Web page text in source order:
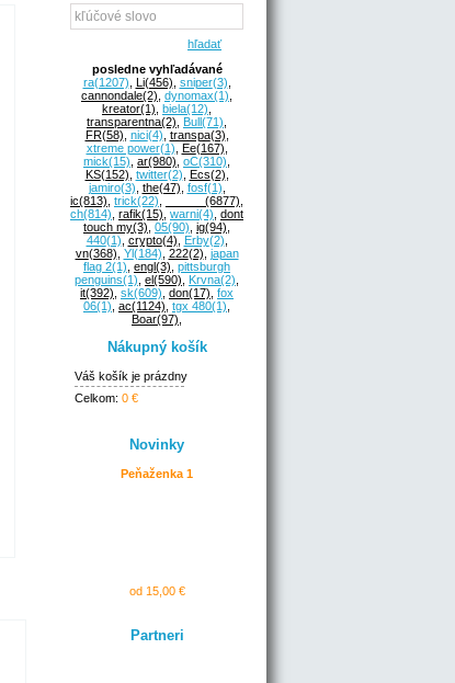
hľadať
posledne vyhľadávané
ra(1207) Li(456) sniper(3)
cannondale(2) dynomax(1)
kreator(1) biela(12)
transparentna(2) Bull(71)
FR(58) nici(4) transpa(3)
xtreme power(1) Ee(167)
mick(15) ar(980) oC(310)
KS(152) twitter(2) Ecs(2)
jamiro(3) the(47) fosf(1)
ic(813) trick(22) (6877)
ch(814) rafik(15) warni(4) dont
touch my(3) 05(90) ig(94)
440(1) crypto(4) Erby(2)
vn(368) Yl(184) 222(2) japan
flag 2(1) engl(3) pittsburgh
penguins(1) el(590) Krvna(2)
it(392) sk(609) don(17) fox
06(1) ac(1124) tgx 480(1)
Boar(97)
Nákupný košík
Váš košík je prázdny
Celkom: 0 €
Novinky
Peňaženka 1
od 15,00 €
Partneri